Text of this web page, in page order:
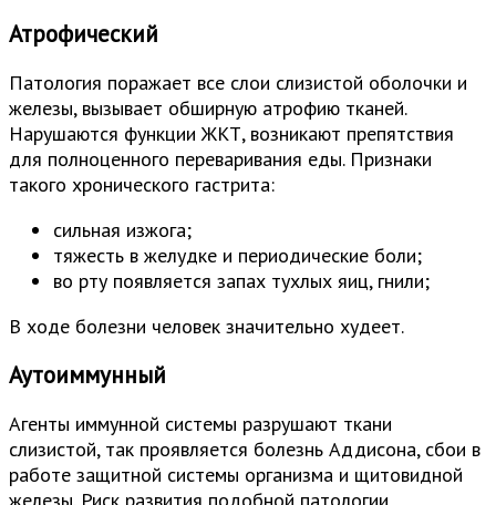
Атрофический
Патология поражает все слои слизистой оболочки и
железы, вызывает обширную атрофию тканей.
Нарушаются функции ЖКТ, возникают препятствия
для полноценного переваривания еды. Признаки
такого хронического гастрита:
сильная изжога;
тяжесть в желудке и периодические боли;
во рту появляется запах тухлых яиц, гнили;
В ходе болезни человек значительно худеет.
Аутоиммунный
Агенты иммунной системы разрушают ткани
слизистой, так проявляется болезнь Аддисона, сбои в
работе защитной системы организма и щитовидной
железы. Риск развития подобной патологии